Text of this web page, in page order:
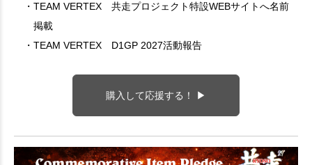
・TEAM VERTEX 共走プロジェクト特設WEBサイトへ名前
掲載
・TEAM VERTEX D1GP 2027活動報告
購入して応援する！ ▶